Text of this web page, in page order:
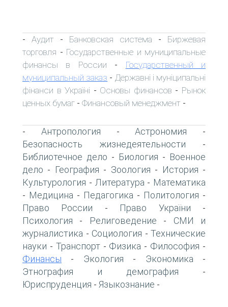
- Аудит - Банковская система - Биржевая
торговля - Государственные и муниципальные
финансы в России - Государственный и
муниципальный заказ - Державні і муніципальні
фінанси в Україні - Основы финансов - Рынок
ценных бумаг - Финансовый менеджмент -
- Антропология -Астрономия -
Безопасность жизнедеятельности -
Библиотечное дело - Биология - Военное
дело - География - Зоология - История -
Культурология - Литература - Математика
- Медицина - Педагогика - Политология -
Право России - Право України -
Психология - Религоведение - СМИ и
журналистика - Социология - Технические
науки - Транспорт- Физика - Философия -
Финансы - Экология - Экономика -
Этнография и демография -
Юриспруденция - Языкознание -